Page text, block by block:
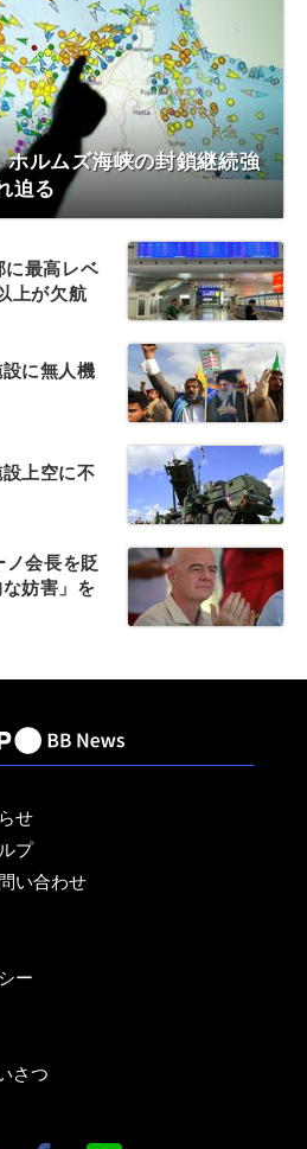
ホルムズ海峡の封鎖継続強
迫る
に最高レベ
上が欠航
に無人機
上空に不
会長を貶
妨害」を
せ
プ
い合わせ
ー
さつ